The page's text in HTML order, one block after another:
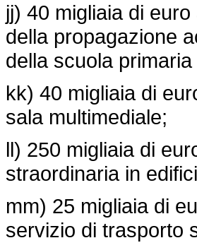
jj) 40 migliaia di
della propagazione
della scuola
kk) 40 migliaia di
sala multimediale;
ll) 250 migliaia di
straordinaria in
mm) 25 migliaia di
servizio di trasporto